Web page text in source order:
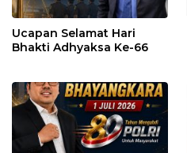
Ucapan Selamat Hari
Bhakti Adhyaksa Ke-66